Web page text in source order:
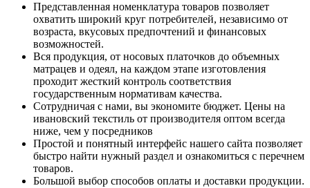
Представленная номенклатура товаров позволяет
охватить широкий круг потребителей, независимо от
возраста, вкусовых предпочтений и финансовых
возможностей.
Вся продукция, от носовых платочков до объемных
матрацев и одеял, на каждом этапе изготовления
проходит жесткий контроль соответствия
государственным нормативам качества.
Сотрудничая с нами, вы экономите бюджет. Цены на
ивановский текстиль от производителя оптом всегда
ниже, чем у посредников
Простой и понятный интерфейс нашего сайта позволяет
быстро найти нужный раздел и ознакомиться с перечнем
товаров.
Большой выбор способов оплаты и доставки продукции.